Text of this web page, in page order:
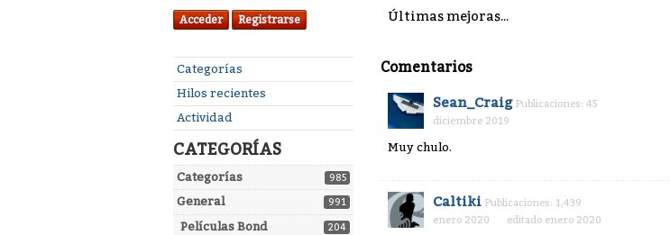
Acceder Registrarse
Enlaces
rápidos
Categorías
Hilos recientes
Actividad
CATEGORÍAS
985
Categorías
991
General
204
Películas Bond
Últimas mejoras...
Comentarios
Sean_Craig Publicaciones: 45
diciembre 2019
Muy chulo.
Caltiki Publicaciones: 1,439
enero 2020
editado enero 2020